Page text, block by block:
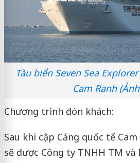
Tàu biển Seven Sea
Cam Ranh
Chương trình đón khách:
Sau khi cập Cảng quốc tế
sẽ được Công ty TNHH TM và